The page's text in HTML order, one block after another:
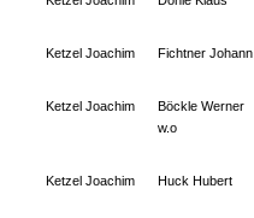
Ketzel Joachim Fichtner Johann
Ketzel Joachim
Böckle Werner
w.o
Ketzel Joachim Huck Hubert